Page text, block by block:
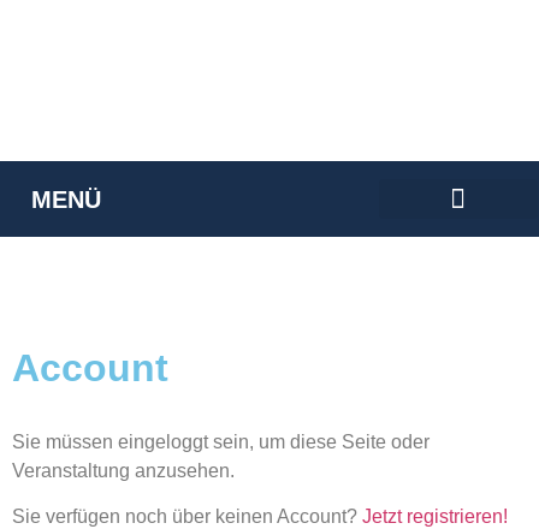
MENÜ
Account
Sie müssen eingeloggt sein, um diese Seite oder
Veranstaltung anzusehen.
Sie verfügen noch über keinen Account? Jetzt registrieren!